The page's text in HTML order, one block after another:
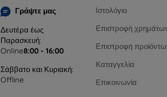
Γράψτε μας
Δευτέρα έως
Παρασκευή:
Online8:00 - 16:00
Σάββατο και Κυριακή:
Offline
Ιστολόγιο
Επιστροφή
Επιστροφή
Καταγγελία
Επικοινωνία